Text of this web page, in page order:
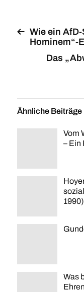
Wie ein
Hominem“-
Das
Ähnliche Beiträge
Vom
– Ein
1990)
Was